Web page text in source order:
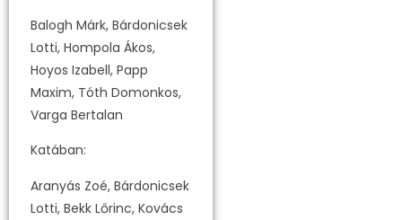
Balogh Márk, Bárdonicsek
Lotti, Hompola Ákos,
Hoyos Izabell, Papp
Maxim, Tóth Domonkos,
Varga Bertalan
Katában:
Aranyás Zoé, Bárdonicsek
Lotti, Bekk Lőrinc, Kovács